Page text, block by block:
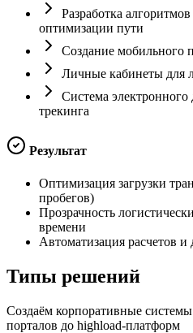
Разработка
оптимизации пути
Создание мобильного
Личные кабинеты для
Система электронного
трекинга
Результат
Оптимизация загрузки
пробегов)
Прозрачность
времени
Автоматизация расчетов и
Типы решений
Создаём корпоративные
порталов до highload-платформ